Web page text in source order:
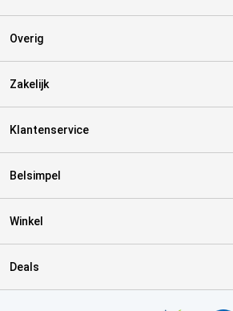
Overig
Zakelijk
Klantenservice
Belsimpel
Winkel
Deals